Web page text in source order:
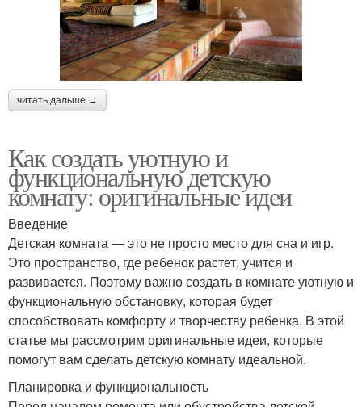
читать дальше →
Как создать уютную и
функциональную детскую
комнату: оригинальные идеи
Введение
Детская комната — это не просто место для сна и игр.
Это пространство, где ребенок растет, учится и
развивается. Поэтому важно создать в комнате уютную и
функциональную обстановку, которая будет
способствовать комфорту и творчеству ребенка. В этой
статье мы рассмотрим оригинальные идеи, которые
помогут вам сделать детскую комнату идеальной.
Планировка и функциональность